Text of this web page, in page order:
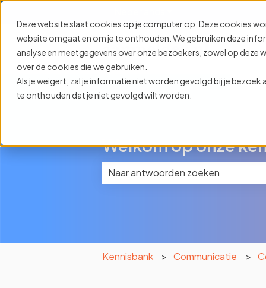
Deze website slaat cookies op je computer op. Deze cookies
website omgaat en om je te onthouden. We gebruiken deze
analyse en meetgegevens over onze bezoekers, zowel op deze
over de cookies die we gebruiken.
Als je weigert, zal je informatie niet worden gevolgd bij je
te onthouden dat je niet gevolgd wilt worden.
Welkom op onze
Kennisbank Communicatie